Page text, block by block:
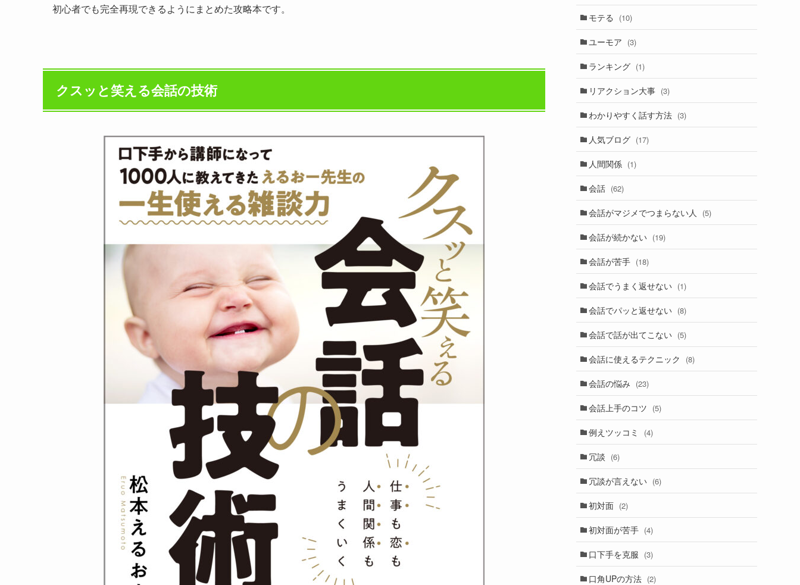
初心者でも完全再現できるようにまとめた攻略本です。
クスッと笑える会話の技術
モテる (10)
ユーモア (3)
ランキング (1)
リアクション大事 (3)
わかりやすく話す方法 (3)
人気ブログ (17)
人間関係 (1)
会話 (62)
会話がマジメでつまらない人 (5)
会話が続かない (19)
会話が苦手 (18)
会話でうまく返せない (1)
会話でパッと返せない (8)
会話で話が出てこない (5)
会話に使えるテクニック (8)
会話の悩み (23)
会話上手のコツ (5)
例えツッコミ (4)
冗談 (6)
冗談が言えない (6)
初対面 (2)
初対面が苦手 (4)
口下手を克服 (3)
口角UPの方法 (2)